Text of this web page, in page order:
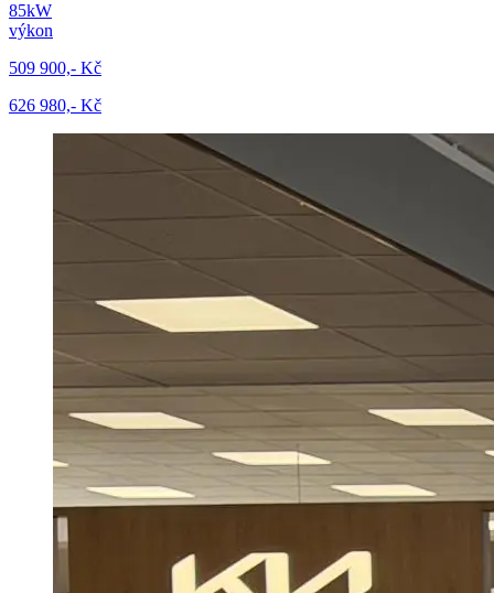
85kW
výkon
509 900,- Kč
626 980,- Kč